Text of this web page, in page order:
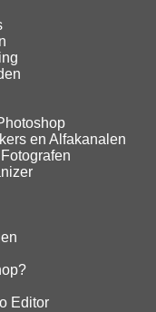
en Alfakanalen
Editor